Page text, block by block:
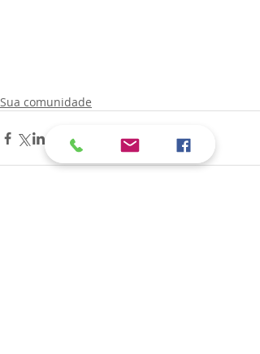
Sua comunidade